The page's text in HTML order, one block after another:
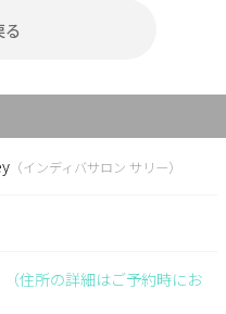
る
（インディバサロン サリー）
住所の詳細はご予約時にお